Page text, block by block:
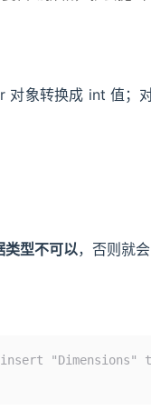
对象转换成 int 值；
类型不可以，否则就
"Dimensions" to